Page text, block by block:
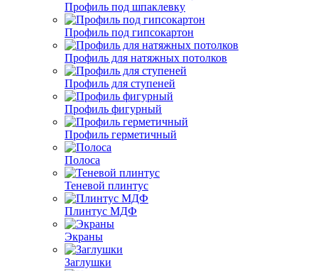
Профиль под шпаклевку
Профиль под гипсокартон
Профиль для натяжных потолков
Профиль для ступеней
Профиль фигурный
Профиль герметичный
Полоса
Теневой плинтус
Плинтус МДФ
Экраны
Заглушки